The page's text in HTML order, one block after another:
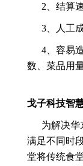
2、结算速
3、人工成
4、容易造
数、菜品用
戈子科技智
为解决华
满足不同时
堂将传统食